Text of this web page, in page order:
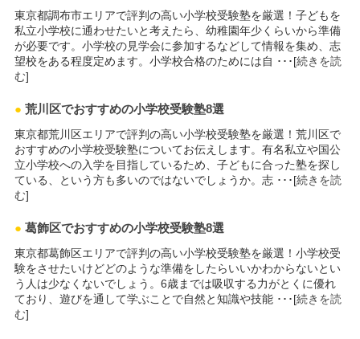
東京都調布市エリアで評判の高い小学校受験塾を厳選！子どもを
私立小学校に通わせたいと考えたら、幼稚園年少くらいから準備
が必要です。小学校の見学会に参加するなどして情報を集め、志
望校をある程度定めます。小学校合格のためには自 ･･･[続きを読
む]
● 荒川区でおすすめの小学校受験塾8選
東京都荒川区エリアで評判の高い小学校受験塾を厳選！荒川区で
おすすめの小学校受験塾についてお伝えします。有名私立や国公
立小学校への入学を目指しているため、子どもに合った塾を探し
ている、という方も多いのではないでしょうか。志 ･･･[続きを読
む]
● 葛飾区でおすすめの小学校受験塾8選
東京都葛飾区エリアで評判の高い小学校受験塾を厳選！小学校受
験をさせたいけどどのような準備をしたらいいかわからないとい
う人は少なくないでしょう。6歳までは吸収する力がとくに優れ
ており、遊びを通して学ぶことで自然と知識や技能 ･･･[続きを読
む]